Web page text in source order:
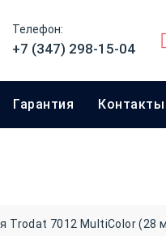
Телефон:
+7 (347) 298-15-04
Гарантия Контакты
Trodat 7012 MultiColor (28